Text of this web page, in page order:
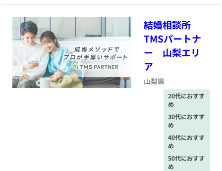
結婚相談所
TMSパートナ
ー 山梨エリ
ア
山梨県
20代におすす
め
30代におすす
め
40代におすす
め
50代におすす
め